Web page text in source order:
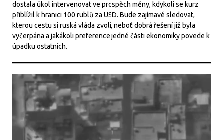
dostala úkol intervenovat ve prospěch měny, kdykoli se kurz
přiblížil k hranici 100 rublů za USD. Bude zajímavé sledovat,
kterou cestu si ruská vláda zvolí, neboť dobrá řešení již byla
vyčerpána a jakákoli preference jedné části ekonomiky povede k
úpadku ostatních.